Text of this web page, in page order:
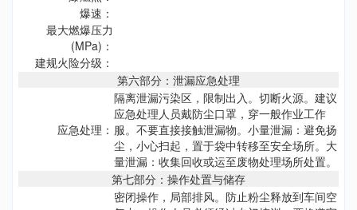
爆速：
最大燃爆压力
(MPa)：
建规火险分级：
第六部分：泄漏应急处理
应急处理：
隔离泄漏污染区，限制出入。切断火源。建议
应急处理人员戴防尘口罩，穿一般作业工作
服。不要直接接触泄漏物。小量泄漏：避免扬
尘，小心扫起，置于袋中转移至安全场所。大
量泄漏：收集回收或运至废物处理场所处置。
第七部分：操作处置与储存
密闭操作，局部排风。防止粉尘释放到车间空